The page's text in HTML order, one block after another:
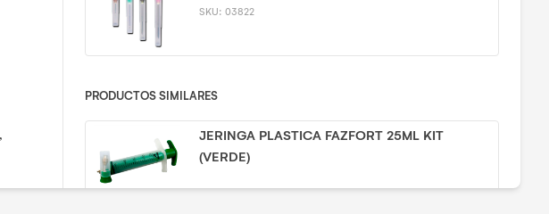
SKU:03822
PRODUCTOS SIMILARES
JERINGA PLASTICA FAZFORT 25ML KIT
(VERDE)